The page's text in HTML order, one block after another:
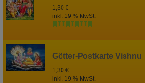
1,30 €
inkl. 19 % MwSt.
Götter-Postkarte Vishnu
1,30 €
inkl. 19 % MwSt.